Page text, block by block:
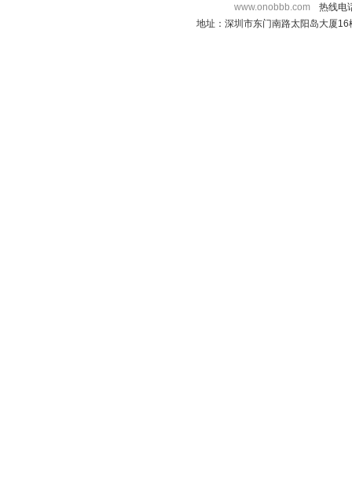
www.onobbb.com
热线电
地址：深圳市东门南路太阳岛大厦